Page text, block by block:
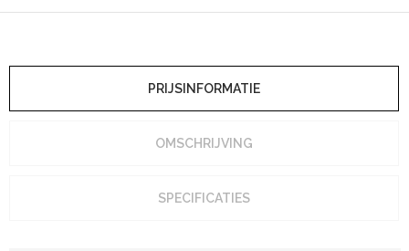
PRIJSINFORMATIE
OMSCHRIJVING
SPECIFICATIES